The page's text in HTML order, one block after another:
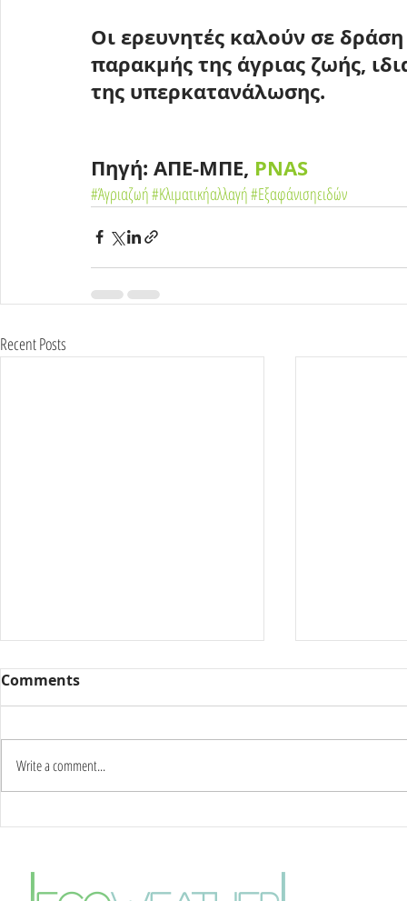
Οι ερευνητές καλούν σε
παρακμής της άγριας ζωής,
της υπερκατανάλωσης.
Πηγή: ΑΠΕ-ΜΠΕ, PNAS
#Άγριαζωή#Κλιματικήαλλαγή#Εξαφάνισηειδών
Recent Posts
Καύσωνας δύο ημερών:
Πότε αλλάζει το σκηνικό
του καιρού
Γιατί οι
Comments
Write a comment...